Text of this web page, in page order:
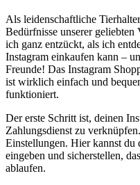
Als ‌leidenschaftliche​
Bedürfnisse unserer
ich ganz ‌entzückt,⁤ als ich
Instagram einkaufen kann –
Freunde! Das ‌Instagram
ist wirklich einfach und
funktioniert.
Der erste⁣ Schritt ist, deinen
⁤Zahlungsdienst​ zu
Einstellungen. Hier kannst du
eingeben und sicherstellen,
ablaufen.